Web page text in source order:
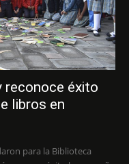
reconoce éxito
libros en
para la Biblioteca